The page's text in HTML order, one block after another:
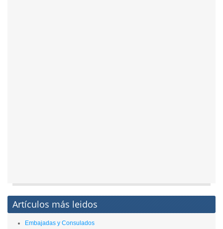
Artículos más leidos
Embajadas y Consulados